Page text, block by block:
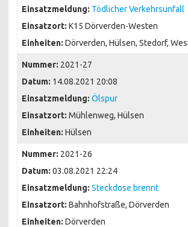
Einsatzmeldung: Tödlicher Verkehrsunfall
Einsatzort: K15 Dörverden-Westen
Einheiten: Dörverden, Hülsen, Stedorf,
Nummer: 2021-27
Datum: 14.08.2021 20:08
Einsatzmeldung: Ölspur
Einsatzort: Mühlenweg, Hülsen
Einheiten: Hülsen
Nummer: 2021-26
Datum: 03.08.2021 22:24
Einsatzmeldung: Steckdose brennt
Einsatzort: Bahnhofstraße, Dörverden
Einheiten: Dörverden